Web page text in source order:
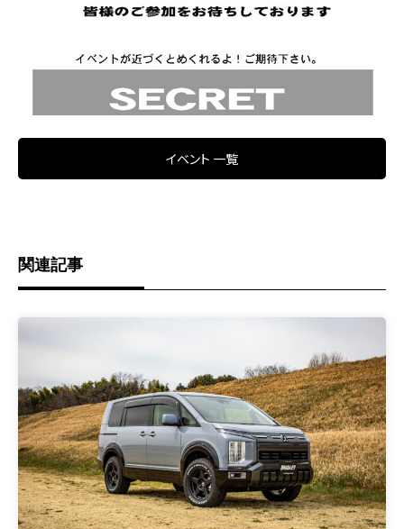
イベント 一覧
関連記事